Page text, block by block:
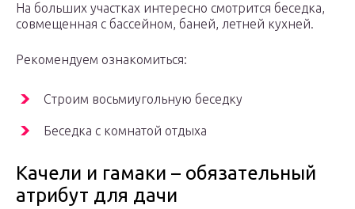
На больших участках интересно смотрится беседка,
совмещенная с бассейном, баней, летней кухней.
Рекомендуем ознакомиться:
Строим восьмиугольную беседку
Беседка с комнатой отдыха
Качели и гамаки – обязательный
атрибут для дачи